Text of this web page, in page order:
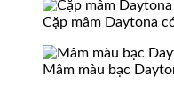
Cặp mâm Daytona
Mâm màu bạc